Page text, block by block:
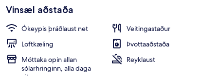
Vinsæl aðstaða
Ókeypis þráðlaust net
Veitingastaður
Loftkæling
Þvottaaðstaða
Móttaka opin allan
sólarhringinn, alla daga
Reyklaust